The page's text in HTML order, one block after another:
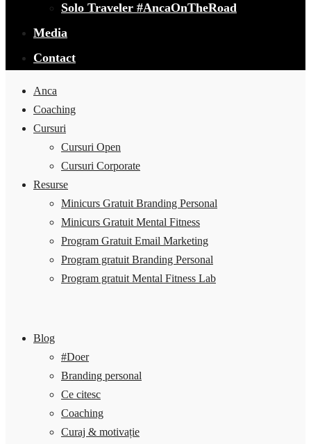
Solo Traveler #AncaOnTheRoad
Media
Contact
Anca
Coaching
Cursuri
Cursuri Open
Cursuri Corporate
Resurse
Minicurs Gratuit Branding Personal
Minicurs Gratuit Mental Fitness
Program Gratuit Email Marketing
Program gratuit Branding Personal
Program gratuit Mental Fitness Lab
Blog
#Doer
Branding personal
Ce citesc
Coaching
Curaj & motivație